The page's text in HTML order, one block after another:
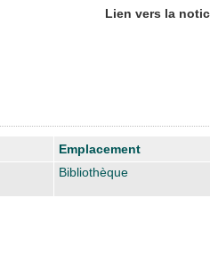
Lien vers la
Emplacement
Bibliothèque